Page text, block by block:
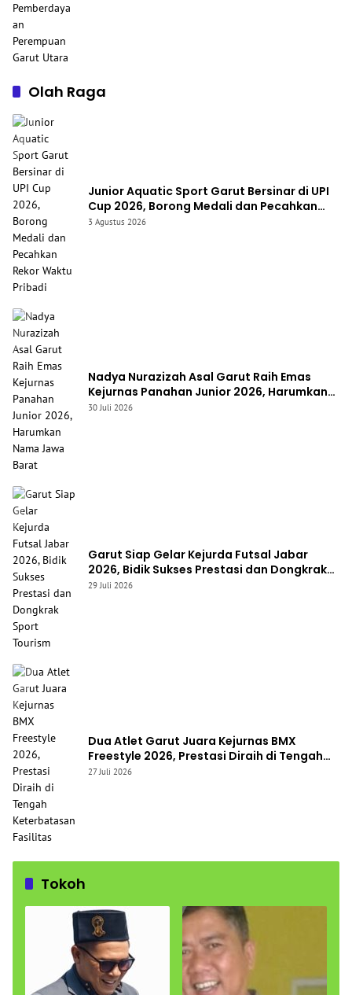
Olah Raga
Junior Aquatic Sport Garut Bersinar di UPI
Cup 2026, Borong Medali dan Pecahkan
Rekor Waktu Pribadi
3 Agustus 2026
Nadya Nurazizah Asal Garut Raih Emas
Kejurnas Panahan Junior 2026, Harumkan
Nama Jawa Barat
30 Juli 2026
Garut Siap Gelar Kejurda Futsal Jabar
2026, Bidik Sukses Prestasi dan Dongkrak
Sport Tourism
29 Juli 2026
Dua Atlet Garut Juara Kejurnas BMX
Freestyle 2026, Prestasi Diraih di Tengah
Keterbatasan Fasilitas
27 Juli 2026
Tokoh